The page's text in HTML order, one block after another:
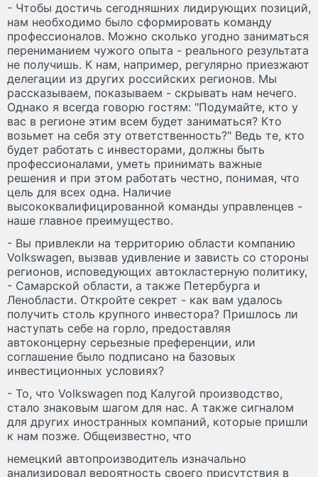
- Чтобы достичь сегодняшних лидирующих позиций,
нам необходимо было сформировать команду
профессионалов. Можно сколько угодно заниматься
перениманием чужого опыта - реального результата
не получишь. К нам, например, регулярно приезжают
делегации из других российских регионов. Мы
рассказываем, показываем - скрывать нам нечего.
Однако я всегда говорю гостям: "Подумайте, кто у
вас в регионе этим всем будет заниматься? Кто
возьмет на себя эту ответственность?" Ведь те, кто
будет работать с инвесторами, должны быть
профессионалами, уметь принимать важные
решения и при этом работать честно, понимая, что
цель для всех одна. Наличие
высококвалифицированной команды управленцев -
наше главное преимущество.
- Вы привлекли на территорию области компанию
Volkswagen, вызвав удивление и зависть со стороны
регионов, исповедующих автокластерную политику,
- Самарской области, а также Петербурга и
Ленобласти. Откройте секрет - как вам удалось
получить столь крупного инвестора? Пришлось ли
наступать себе на горло, предоставляя
автоконцерну серьезные преференции, или
соглашение было подписано на базовых
инвестиционных условиях?
- То, что Volkswagen под Калугой производство,
стало знаковым шагом для нас. А также сигналом
для других иностранных компаний, которые пришли
к нам позже. Общеизвестно, что
немецкий автопроизводитель изначально
анализировал вероятность своего присутствия в